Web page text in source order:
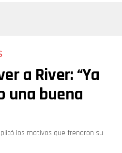
a River: “Ya
una buena
los motivos que frenaron su